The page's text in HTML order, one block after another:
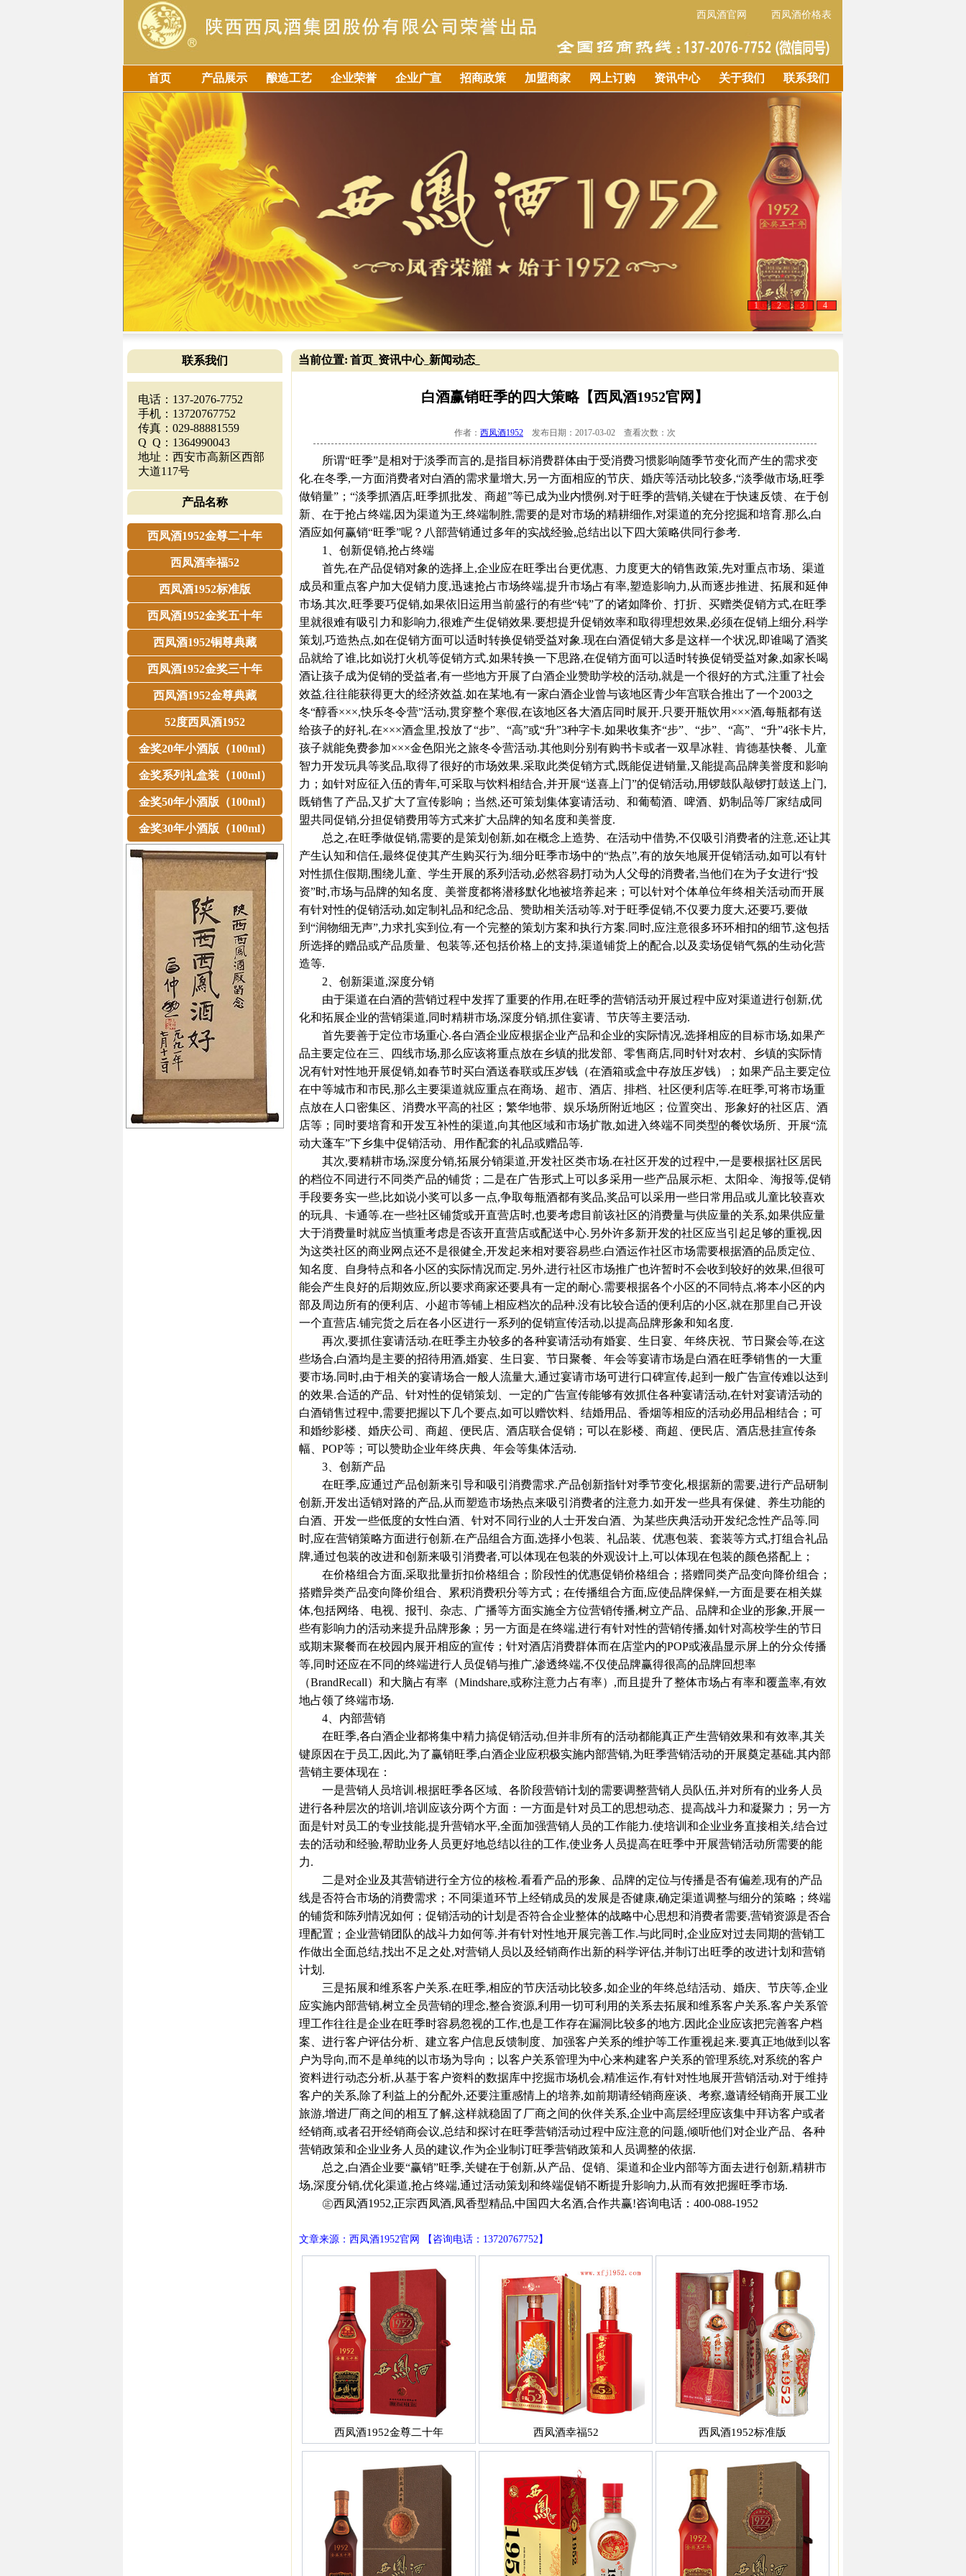
西凤酒官网 西凤酒价格表
首页 产品展示 酿造工艺 企业荣誉 企业广宣 招商政策 加盟商家 网上订购 资讯中心 关于我们 联系我们
1 2 3 4
联系我们
电话：137-2076-7752
手机：13720767752
传真：029-88881559
Q Q：1364990043
地址：西安市高新区西部
大道117号
产品名称
西凤酒1952金尊二十年
西凤酒幸福52
西凤酒1952标准版
西凤酒1952金奖五十年
西凤酒1952铜尊典藏
西凤酒1952金奖三十年
西凤酒1952金尊典藏
52度西凤酒1952
金奖20年小酒版（100ml）
金奖系列礼盒装（100ml）
金奖50年小酒版（100ml）
金奖30年小酒版（100ml）
当前位置: 首页 资讯中心_ 新闻动态
白酒赢销旺季的四大策略【西凤酒1952官网】
作者： 西凤酒1952 发布日期：2017-03-02 查看次数： 次
所谓“旺季”是相对于淡季而言的,是指目标消费群体由于受消费习惯影响随季节变化而产生的需求变
化.在冬季,一方面消费者对白酒的需求量增大,另一方面相应的节庆、婚庆等活动比较多,“淡季做市场,旺季
做销量”；“淡季抓酒店,旺季抓批发、商超”等已成为业内惯例.对于旺季的营销,关键在于快速反馈、在于创
新、在于抢占终端,因为渠道为王,终端制胜,需要的是对市场的精耕细作,对渠道的充分挖掘和培育.那么,白
酒应如何赢销“旺季”呢？八部营销通过多年的实战经验,总结出以下四大策略供同行参考.
1、创新促销,抢占终端
首先,在产品促销对象的选择上,企业应在旺季出台更优惠、力度更大的销售政策,先对重点市场、渠道
成员和重点客户加大促销力度,迅速抢占市场终端,提升市场占有率,塑造影响力,从而逐步推进、拓展和延伸
市场.其次,旺季要巧促销,如果依旧运用当前盛行的有些“钝”了的诸如降价、打折、买赠类促销方式,在旺季
里就很难有吸引力和影响力,很难产生促销效果.要想提升促销效率和取得理想效果,必须在促销上细分,科学
策划,巧造热点,如在促销方面可以适时转换促销受益对象.现在白酒促销大多是这样一个状况,即谁喝了酒奖
品就给了谁,比如说打火机等促销方式.如果转换一下思路,在促销方面可以适时转换促销受益对象,如家长喝
酒让孩子成为促销的受益者,有一些地方开展了白酒企业赞助学校的活动,就是一个很好的方式,注重了社会
效益,往往能获得更大的经济效益.如在某地,有一家白酒企业曾与该地区青少年宫联合推出了一个2003之
冬“醇香×××,快乐冬令营”活动,贯穿整个寒假,在该地区各大酒店同时展开.只要开瓶饮用×××酒,每瓶都有送
给孩子的好礼.在×××酒盒里,投放了“步”、“高”或“升”3种字卡.如果收集齐“步”、“步”、“高”、“升”4张卡片,
孩子就能免费参加×××金色阳光之旅冬令营活动.其他则分别有购书卡或者一双旱冰鞋、肯德基快餐、儿童
智力开发玩具等奖品,取得了很好的市场效果.采取此类促销方式,既能促进销量,又能提高品牌美誉度和影响
力；如针对应征入伍的青年,可采取与饮料相结合,并开展“送喜上门”的促销活动,用锣鼓队敲锣打鼓送上门,
既销售了产品,又扩大了宣传影响；当然,还可策划集体宴请活动、和葡萄酒、啤酒、奶制品等厂家结成同
盟共同促销,分担促销费用等方式来扩大品牌的知名度和美誉度.
总之,在旺季做促销,需要的是策划创新,如在概念上造势、在活动中借势,不仅吸引消费者的注意,还让其
产生认知和信任,最终促使其产生购买行为.细分旺季市场中的“热点”,有的放矢地展开促销活动,如可以有针
对性抓住假期,围绕儿童、学生开展的系列活动,必然容易打动为人父母的消费者,当他们在为子女进行“投
资”时,市场与品牌的知名度、美誉度都将潜移默化地被培养起来；可以针对个体单位年终相关活动而开展
有针对性的促销活动,如定制礼品和纪念品、赞助相关活动等.对于旺季促销,不仅要力度大,还要巧,要做
到“润物细无声”,力求扎实到位,有一个完整的策划方案和执行方案.同时,应注意很多环环相扣的细节,这包括
所选择的赠品或产品质量、包装等,还包括价格上的支持,渠道铺货上的配合,以及卖场促销气氛的生动化营
造等.
2、创新渠道,深度分销
由于渠道在白酒的营销过程中发挥了重要的作用,在旺季的营销活动开展过程中应对渠道进行创新,优
化和拓展企业的营销渠道,同时精耕市场,深度分销,抓住宴请、节庆等主要活动.
首先要善于定位市场重心.各白酒企业应根据企业产品和企业的实际情况,选择相应的目标市场,如果产
品主要定位在三、四线市场,那么应该将重点放在乡镇的批发部、零售商店,同时针对农村、乡镇的实际情
况有针对性地开展促销,如春节时买白酒送春联或压岁钱（在酒箱或盒中存放压岁钱）；如果产品主要定位
在中等城市和市民,那么主要渠道就应重点在商场、超市、酒店、排档、社区便利店等.在旺季,可将市场重
点放在人口密集区、消费水平高的社区；繁华地带、娱乐场所附近地区；位置突出、形象好的社区店、酒
店等；同时要培育和开发互补性的渠道,向其他区域和市场扩散,如进入终端不同类型的餐饮场所、开展“流
动大蓬车”下乡集中促销活动、用作配套的礼品或赠品等.
其次,要精耕市场,深度分销,拓展分销渠道,开发社区类市场.在社区开发的过程中,一是要根据社区居民
的档位不同进行不同类产品的铺货；二是在广告形式上可以多采用一些产品展示柜、太阳伞、海报等,促销
手段要务实一些,比如说小奖可以多一点,争取每瓶酒都有奖品,奖品可以采用一些日常用品或儿童比较喜欢
的玩具、卡通等.在一些社区铺货或开直营店时,也要考虑目前该社区的消费量与供应量的关系,如果供应量
大于消费量时就应当慎重考虑是否该开直营店或配送中心.另外许多新开发的社区应当引起足够的重视,因
为这类社区的商业网点还不是很健全,开发起来相对要容易些.白酒运作社区市场需要根据酒的品质定位、
知名度、自身特点和各小区的实际情况而定.另外,进行社区市场推广也许暂时不会收到较好的效果,但很可
能会产生良好的后期效应,所以要求商家还要具有一定的耐心.需要根据各个小区的不同特点,将本小区的内
部及周边所有的便利店、小超市等铺上相应档次的品种.没有比较合适的便利店的小区,就在那里自己开设
一个直营店.铺完货之后在各小区进行一系列的促销宣传活动,以提高品牌形象和知名度.
再次,要抓住宴请活动.在旺季主办较多的各种宴请活动有婚宴、生日宴、年终庆祝、节日聚会等,在这
些场合,白酒均是主要的招待用酒,婚宴、生日宴、节日聚餐、年会等宴请市场是白酒在旺季销售的一大重
要市场.同时,由于相关的宴请场合一般人流量大,通过宴请市场可进行口碑宣传,起到一般广告宣传难以达到
的效果.合适的产品、针对性的促销策划、一定的广告宣传能够有效抓住各种宴请活动,在针对宴请活动的
白酒销售过程中,需要把握以下几个要点,如可以赠饮料、结婚用品、香烟等相应的活动必用品相结合；可
和婚纱影楼、婚庆公司、商超、便民店、酒店联合促销；可以在影楼、商超、便民店、酒店悬挂宣传条
幅、POP等；可以赞助企业年终庆典、年会等集体活动.
3、创新产品
在旺季,应通过产品创新来引导和吸引消费需求.产品创新指针对季节变化,根据新的需要,进行产品研制
创新,开发出适销对路的产品,从而塑造市场热点来吸引消费者的注意力.如开发一些具有保健、养生功能的
白酒、开发一些低度的女性白酒、针对不同行业的人士开发白酒、为某些庆典活动开发纪念性产品等.同
时,应在营销策略方面进行创新.在产品组合方面,选择小包装、礼品装、优惠包装、套装等方式,打组合礼品
牌,通过包装的改进和创新来吸引消费者,可以体现在包装的外观设计上,可以体现在包装的颜色搭配上；
在价格组合方面,采取批量折扣价格组合；阶段性的优惠促销价格组合；搭赠同类产品变向降价组合；
搭赠异类产品变向降价组合、累积消费积分等方式；在传播组合方面,应使品牌保鲜,一方面是要在相关媒
体,包括网络、电视、报刊、杂志、广播等方面实施全方位营销传播,树立产品、品牌和企业的形象,开展一
些有影响力的活动来提升品牌形象；另一方面是在终端,进行有针对性的营销传播,如针对高校学生的节日
或期末聚餐而在校园内展开相应的宣传；针对酒店消费群体而在店堂内的POP或液晶显示屏上的分众传播
等,同时还应在不同的终端进行人员促销与推广,渗透终端,不仅使品牌赢得很高的品牌回想率
（BrandRecall）和大脑占有率（Mindshare,或称注意力占有率）,而且提升了整体市场占有率和覆盖率,有效
地占领了终端市场.
4、内部营销
在旺季,各白酒企业都将集中精力搞促销活动,但并非所有的活动都能真正产生营销效果和有效率,其关
键原因在于员工,因此,为了赢销旺季,白酒企业应积极实施内部营销,为旺季营销活动的开展奠定基础.其内部
营销主要体现在：
一是营销人员培训.根据旺季各区域、各阶段营销计划的需要调整营销人员队伍,并对所有的业务人员
进行各种层次的培训,培训应该分两个方面：一方面是针对员工的思想动态、提高战斗力和凝聚力；另一方
面是针对员工的专业技能,提升营销水平,全面加强营销人员的工作能力.使培训和企业业务直接相关,结合过
去的活动和经验,帮助业务人员更好地总结以往的工作,使业务人员提高在旺季中开展营销活动所需要的能
力.
二是对企业及其营销进行全方位的核检.看看产品的形象、品牌的定位与传播是否有偏差,现有的产品
线是否符合市场的消费需求；不同渠道环节上经销成员的发展是否健康,确定渠道调整与细分的策略；终端
的铺货和陈列情况如何；促销活动的计划是否符合企业整体的战略中心思想和消费者需要,营销资源是否合
理配置；企业营销团队的战斗力如何等.并有针对性地开展完善工作.与此同时,企业应对过去同期的营销工
作做出全面总结,找出不足之处,对营销人员以及经销商作出新的科学评估,并制订出旺季的改进计划和营销
计划.
三是拓展和维系客户关系.在旺季,相应的节庆活动比较多,如企业的年终总结活动、婚庆、节庆等,企业
应实施内部营销,树立全员营销的理念,整合资源,利用一切可利用的关系去拓展和维系客户关系.客户关系管
理工作往往是企业在旺季时容易忽视的工作,也是工作存在漏洞比较多的地方.因此企业应该把完善客户档
案、进行客户评估分析、建立客户信息反馈制度、加强客户关系的维护等工作重视起来.要真正地做到以客
户为导向,而不是单纯的以市场为导向；以客户关系管理为中心来构建客户关系的管理系统,对系统的客户
资料进行动态分析,从基于客户资料的数据库中挖掘市场机会,精准运作,有针对性地展开营销活动.对于维持
客户的关系,除了利益上的分配外,还要注重感情上的培养,如前期请经销商座谈、考察,邀请经销商开展工业
旅游,增进厂商之间的相互了解,这样就稳固了厂商之间的伙伴关系,企业中高层经理应该集中拜访客户或者
经销商,或者召开经销商会议,总结和探讨在旺季营销活动过程中应注意的问题,倾听他们对企业产品、各种
营销政策和企业业务人员的建议,作为企业制订旺季营销政策和人员调整的依据.
总之,白酒企业要“赢销”旺季,关键在于创新,从产品、促销、渠道和企业内部等方面去进行创新,精耕市
场,深度分销,优化渠道,抢占终端,通过活动策划和终端促销不断提升影响力,从而有效把握旺季市场.
㊣西凤酒1952,正宗西凤酒,凤香型精品,中国四大名酒,合作共赢!咨询电话：400-088-1952
文章来源：西凤酒1952官网 【咨询电话：13720767752】
西凤酒1952金尊二十年 西凤酒幸福52 西凤酒1952标准版